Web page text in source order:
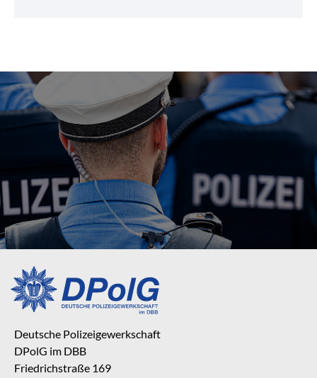
Deutsche Polizeigewerkschaft
DPolG im DBB
Friedrichstraße 169